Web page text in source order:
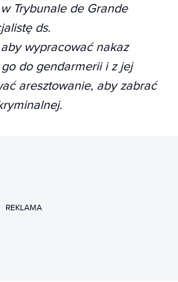
Trybunale de Grande
ds.
wypracować nakaz
do gendarmerii i z jej
aresztowanie, aby zabrać
REKLAMA